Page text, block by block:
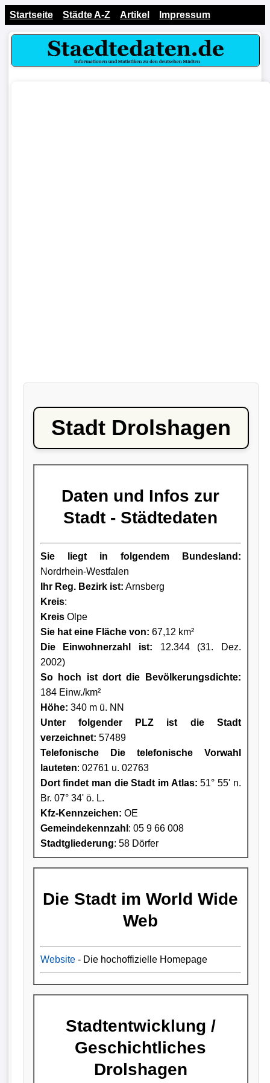
Startseite Städte A-Z Artikel Impressum
Stadt Drolshagen
Daten und Infos zur
Stadt - Städtedaten
Sie liegt in folgendem Bundesland:
Nordrhein-Westfalen
Ihr Reg. Bezirk ist: Arnsberg
Kreis:
KreisOlpe
Sie hat eine Fläche von: 67,12 km²
Die Einwohnerzahl ist: 12.344 (31. Dez.
2002)
So hoch ist dort die Bevölkerungsdichte:
184 Einw./km²
Höhe: 340 m ü. NN
Unter folgender PLZ ist die Stadt
verzeichnet: 57489
Telefonische Die telefonische Vorwahl
lauteten: 02761 u. 02763
Dort findet man die Stadt im Atlas: 51° 55' n.
Br. 07° 34' ö. L.
Kfz-Kennzeichen: OE
Gemeindekennzahl : 05 9 66 008
Stadtgliederung: 58 Dörfer
Die Stadt im World Wide
Web
Website- Die hochoffizielle Homepage
Stadtentwicklung /
Geschichtliches
Drolshagen